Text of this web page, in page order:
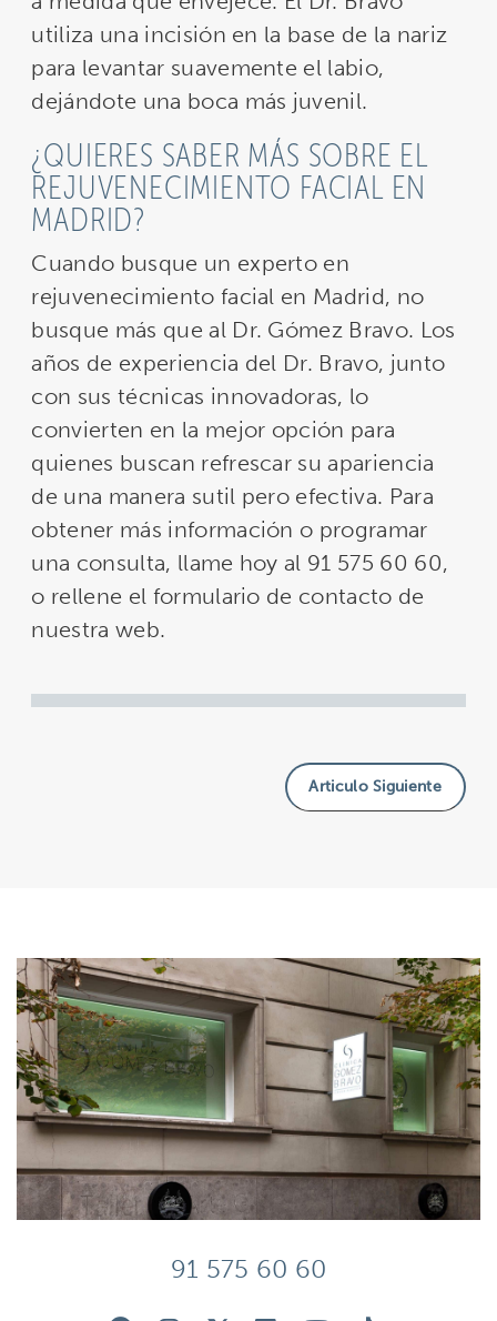
utiliza una incisión en la base de la nariz
para levantar suavemente el labio,
dejándote una boca más juvenil.
¿QUIERES SABER MÁS SOBRE EL
REJUVENECIMIENTO FACIAL EN
MADRID?
Cuando busque un experto en
rejuvenecimiento facial en Madrid, no
busque más que al Dr. Gómez Bravo. Los
años de experiencia del Dr. Bravo, junto
con sus técnicas innovadoras, lo
convierten en la mejor opción para
quienes buscan refrescar su apariencia
de una manera sutil pero efectiva. Para
obtener más información o programar
una consulta, llame hoy al 91 575 60 60,
o rellene el formulario de contacto de
nuestra web.
Articulo Siguiente
91 575 60 60